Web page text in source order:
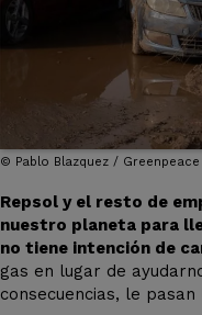
© Pablo Blazquez / Greenpeace
Repsol y el resto de
nuestro planeta para
no tiene intención de
gas en lugar de
consecuencias, le